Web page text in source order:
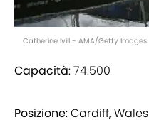
Catherine Ivill - AMA/Getty Images
Capacità: 74.500
Posizione: Cardiff, Wales